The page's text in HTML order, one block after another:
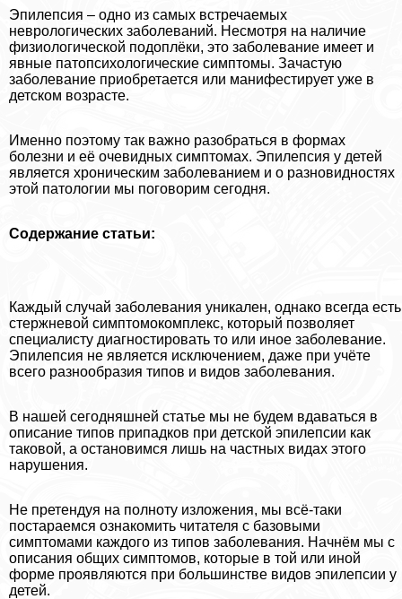
Эпилепсия – одно из самых встречаемых
неврологических заболеваний. Несмотря на наличие
физиологической подоплёки, это заболевание имеет и
явные патопсихологические симптомы. Зачастую
заболевание приобретается или манифестирует уже в
детском возрасте.
Именно поэтому так важно разобраться в формах
болезни и её очевидных симптомах. Эпилепсия у детей
является хроническим заболеванием и о разновидностях
этой патологии мы поговорим сегодня.
Содержание статьи:
Каждый случай заболевания уникален, однако всегда есть
стержневой симптомокомплекс, который позволяет
специалисту диагностировать то или иное заболевание.
Эпилепсия не является исключением, даже при учёте
всего разнообразия типов и видов заболевания.
В нашей сегодняшней статье мы не будем вдаваться в
описание типов припадков при детской эпилепсии как
таковой, а остановимся лишь на частных видах этого
нарушения.
Не претендуя на полноту изложения, мы всё-таки
постараемся ознакомить читателя с базовыми
симптомами каждого из типов заболевания. Начнём мы с
описания общих симптомов, которые в той или иной
форме проявляются при большинстве видов эпилепсии у
детей.